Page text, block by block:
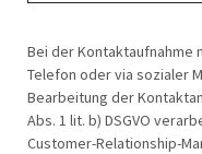
Bei der Kontaktaufnahme
Telefon oder via sozialer
Bearbeitung der
Abs. 1 lit. b) DSGVO
Customer-Relationship-